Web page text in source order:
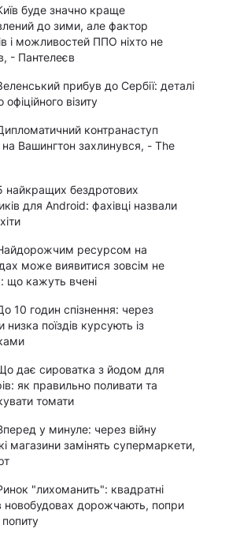
буде значно краще
до зими, але фактор
і можливостей ППО ніхто не
- Пантелеєв
прибув до Сербії: деталі
візиту
контранаступ
на Вашингтон захлинувся, - The
найкращих бездротових
для Android: фахівці назвали
ресурсом на
може виявитися зовсім не
що кажуть вчені
10 годин спізнення: через
низка поїздів курсують із
дає сироватка з йодом для
як правильно поливати та
томати
у минуле: через війну
магазини замінять супермаркети,
"лихоманить": квадратні
новобудовах дорожчають, попри
попиту